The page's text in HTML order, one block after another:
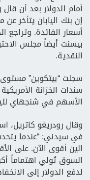
أمام الدولار بعد أن
إن بنك اليابان يتأخر
أسعار الفائدة. وتراجع
بيسنت أيضاً مجلس
النقدية.
سجلت “بيتكوين”
سندات الخزانة
الأسهم في شنجهاي
وقال رودريغو كاتريل،
في سيدني: “عندما
الين أقوى الآن. على
السوق تُولي اهتماماً
لدفع الدولار إلى